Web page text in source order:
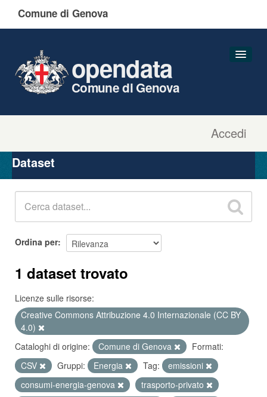
Comune di Genova
Accedi
opendata
Comune di Genova
Organizzazioni
Gruppi
Dataset
Ordina per
1 dataset trovato
Licenze sulle risorse:
Creative Commons Attribuzione 4.0 Internazionale (CC BY
4.0)
Cataloghi di origine:
Comune di Genova
Formati:
CSV
Gruppi: Energia Tag:
emissioni
consumi-energia-genova
trasporto-privato